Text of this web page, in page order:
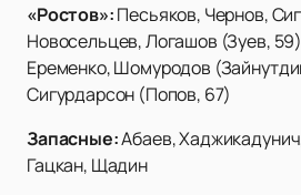
«Ростов»:Песьяков, Чернов,
Новосельцев, Логашов (Зуев,
Еременко, Шомуродов
Сигурдарсон (Попов, 67)
Запасные:Абаев,
Гацкан, Щадин